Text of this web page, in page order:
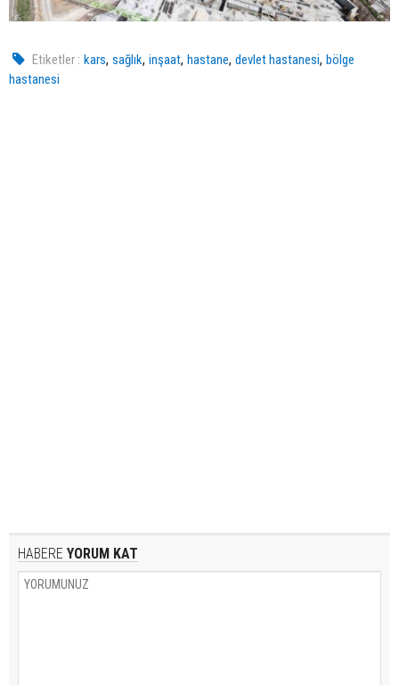
Etiketler : kars,sağlık,inşaat,hastane,devlet hastanesi,bölge
hastanesi
HABERE YORUM KAT